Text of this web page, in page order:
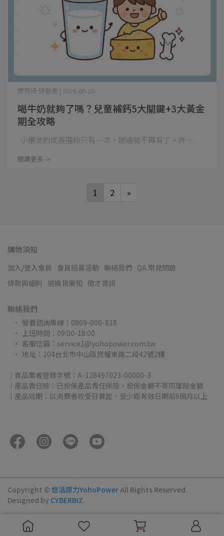
喝牛奶就夠了嗎？兒童補鈣5大關鍵+3大黃金
期全攻略
廖育琦 研發長 | 2026-06-16
小朋友的成長階段只有一次，錯過就不再有了。許⋯
閱讀更多 ->
1 2 »
購物須知
加入/登入會員 會員招募活動 聯絡我們 QA 常見問題
條款與細則
退換貨需知 徵才資訊
聯絡我們
營養諮詢專線：0809-000-818
上班時間：09:00-18:00
客服信箱：service1@yohopower.com.tw
地址：104台北市中山區民權東路二段42號2樓
｜食品業者登錄字號：A-128497023-00000-3
｜產品責任險：已投保產品責任保險，投保金額不等同理賠金額
｜產品效期：以消費者收受日算起，至少距有效日期前6個月以上
Copyright © 悠活原力YohoPowerAll Rights Reserved.
Designed by CYBERBIZ.